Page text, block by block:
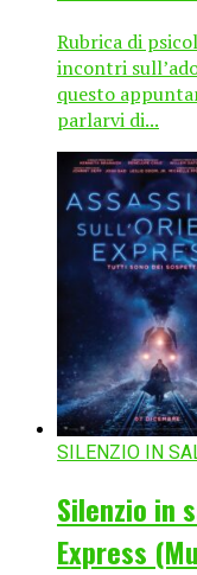
Rubrica di
incontri
questo
parlarvi di...
SILENZIO IN
Silenzio in
Express